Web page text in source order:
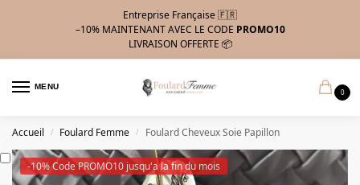
Entreprise Française 🇫🇷
–10% MAINTENANT AVEC LE CODE PROMO10
LIVRAISON OFFERTE 📦
MENU
0
Accueil / Foulard Femme / Foulard Cheveux Soie Papillon
-10% Code PROMO10 jusqu'a la fin du mois